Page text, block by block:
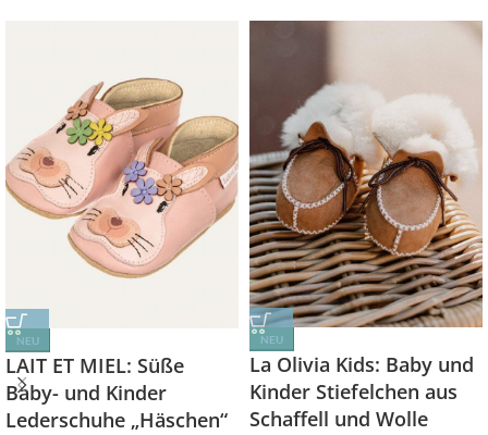
NEU
LAIT ET MIEL: Süße
Baby- und Kinder
Lederschuhe „Häschen“
NEU
La Olivia Kids: Baby und
Kinder Stiefelchen aus
Schaffell und Wolle